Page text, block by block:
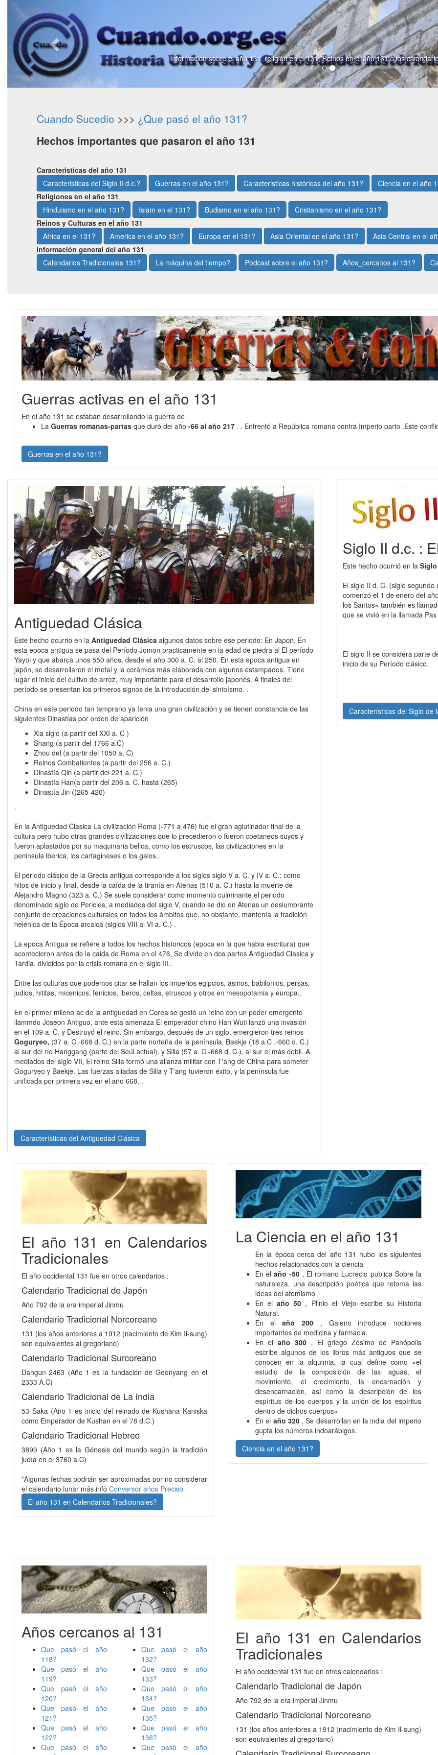
Información sobre el año 131, religión en el 131, Reinos en el año 131 o los
Cuando Sucedio >>> ¿Que pasó el año 131?
Hechos importantes que pasaron el año 131
Caracteristicas del año 131
Caracteristicas del Siglo II d.c.?
Guerras en el año 131? Caracteristicas históricas del año 131?
Ciencia en el año
Religiones en el año 131
Hinduismo en el año 131?
Islam en el 131? Budismo en el año 131?
Cristianismo en el año 131?
Reinos y Culturas en el año 131
Africa en el 131?
America en el año 131? Europa en el 131? Asia Oriental en el año 131? Asia Central en el
Información general del año 131
Calendarios Tradicionales 131?
La máquina del tiempo? Podcast sobre el año 131? Años_cercanos al 131?
Guerras activas en el año 131
En el año 131 se estaban desarrollando la guerra de
La Guerras romanas-partas que duró del año -66 al año 217 . . Enfrentó a República romana contra Imperio parto .Este
Guerras en el año 131?
Antiguedad Clásica
Este hecho ocurrio en la Antiguedad Clásica algunos datos sobre ese periodo: En Japon, En
esta epoca antigua se pasa del Período Jomon practicamente en la edad de piedra al El período
Yayoi y que abarca unos 550 años, desde el año 300 a. C. al 250. En esta epoca antigua en
japón, se desarrollaron el metal y la cerámica más elaborada con algunos estampados. Tiene
lugar el inicio del cultivo de arroz, muy importante para el desarrollo japonés. A finales del
período se presentan los primeros signos de la introducción del sintoísmo. .
China en este periodo tan temprano ya tenia una gran civilización y se tienen constancia de las
siguientes Dinastías por orden de aparición
Xia siglo (a partir del XXI a. C )
Shang (a partir del 1766 a.C)
Zhou del (a partir del 1050 a. C)
Reinos Combatientes (a partir del 256 a. C.)
Dinastía Qin (a partir del 221 a. C.)
Dinastía Han(a partir del 206 a. C. hasta (265)
Dinastía Jin ((265-420)
.
En la Antiguedad Clasica La civilización Roma (-771 a 476) fue el gran aglutinador final de la
cultura pero hubo otras grandes civilizaciones que lo precedieron o fueron coetaneos suyos y
fueron aplastados por su maquinaria belica, como los estruscos, las civilizaciones en la
peninsula iberica, los cartagineses o los galos..
El periodo clásico de la Grecia antigua corresponde a los siglos siglo V a. C. y IV a. C.; como
hitos de inicio y final, desde la caída de la tiranía en Atenas (510 a. C.) hasta la muerte de
Alejandro Magno (323 a. C.) Se suele considerar como momento culminante el periodo
denominado siglo de Pericles, a mediados del siglo V, cuando se dio en Atenas un deslumbrante
conjunto de creaciones culturales en todos los ámbitos que, no obstante, mantenía la tradición
helénica de la Época arcaica (siglos VIII al VI a. C.) .
La epoca Antigua se refiere a todos los hechos historicos (epoca en la que habia escritura) que
acontecieron antes de la caida de Roma en el 476, Se divide en dos partes Antiguedad Clasica y
Tardia, divididos por la crisis romana en el siglo III..
Entre las culturas que podemos citar se hallan los imperios egipcios, asirios, babilonios, persas,
judios, hititas, micenicos, fenicios, iberos, celtas, etruscos y otros en mesopotamia y europa..
En el primer mileno ac de la antiguedad en Corea se gestó un reino con un poder emergente
llammdo Joseon Antiguo, ante esta amenaza El emperador chino Han Wuti lanzó una invasión
en el 109 a. C. y Destruyó el reino. Sin embargo, después de un siglo, emergieron tres reinos
Goguryeo, (37 a. C.-668 d. C.) en la parte norteña de la península, Baekje (18 a.C .-660 d. C.)
al sur del río Hanggang (parte del Seúl actual), y Silla (57 a. C.-668 d. C.), al sur el más debil. A
mediados del siglo VII, El reino Silla formó una alianza militar con T'ang de China para someter
Goguryeo y Baekje. Las fuerzas aliadas de Silla y T'ang tuvieron éxito, y la península fue
unificada por primera vez en el año 668. .
Características del Antiguedad Clásica
Siglo II d.c. :
Este hecho ocurrió en la
El siglo II d. C. (siglo
comenzó el 1 de enero del
los Santos» también es
que se vivió en la llamada
El siglo II se considera parte
inicio de su Período clásico.
Características del Siglo de
El año 131 en Calendarios
Tradicionales
El año occidental 131 fue en otros calendarios :
Calendario Tradicional de Japón
Año 792 de la era imperial Jinmu
Calendario Tradicional Norcoreano
131 (los años anteriores a 1912 (nacimiento de Kim Il-sung)
son equivalentes al gregoriano)
Calendario Tradicional Surcoreano
Dangun 2463 (Año 1 es la fundación de Geonyang en el
2333 A.C)
Calendario Tradicional de La India
53 Saka (Año 1 es inicio del reinado de Kushana Kaniska
como Emperador de Kushan en el 78 d.C.)
Calendario Tradicional Hebreo
3890 (Año 1 es la Génesis del mundo según la tradición
judía en el 3760 a.C)
*Algunas fechas podrián ser aproximadas por no considerar
el calendario lunar más info Conversor años Preciso
El año 131 en Calendarios Tradicionales?
La Ciencia en el año 131
En la época cerca del año 131 hubo los siguientes
hechos relacionados con la ciencia
En elaño -50 , El romano Lucrecio publica Sobre la
naturaleza, una descripción poética que retoma las
ideas del atomismo
En elaño 50 , Plinio el Viejo escribe su Historia
Natural.
En elaño 200 , Galeno introduce nociones
importantes de medicina y farmacia.
En el año 300 , El griego Zósimo de Panópolis
escribe algunos de los libros más antiguos que se
conocen en la alquimia, la cual define como «el
estudio de la composición de las aguas, el
movimiento, el crecimiento, la encarnación y
desencarnación, así como la descripción de los
espíritus de los cuerpos y la unión de los espíritus
dentro de dichos cuerpos»
En el año 320 , Se desarrollan en la india del imperio
gupta los números indoarábigos.
Ciencia en el año 131?
Años cercanos al 131
Que pasó el año
118?
Que pasó el año
119?
Que pasó el año
120?
Que pasó el año
121?
Que pasó el año
122?
Que pasó el año
Que pasó el año
132?
Que pasó el año
133?
Que pasó el año
134?
Que pasó el año
135?
Que pasó el año
136?
Que pasó el año
El año 131 en Calendarios
Tradicionales
El año occidental 131 fue en otros calendarios :
Calendario Tradicional de Japón
Año 792 de la era imperial Jinmu
Calendario Tradicional Norcoreano
131 (los años anteriores a 1912 (nacimiento de Kim Il-sung)
son equivalentes al gregoriano)